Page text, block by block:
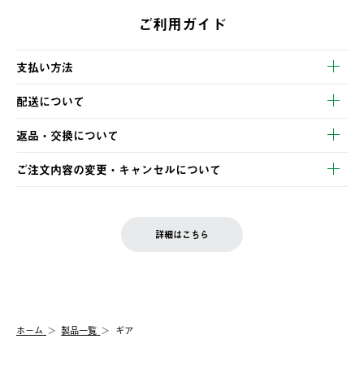
ご利用ガイド
支払い方法
以下のいずれかの方法でお支払いいただけます。
・クレジットカード決済
・コンビニ決済
・Pay-easy決済
配送について
【発送スケジュール】
ご注文・ご入金完了より2営業日以内に商品を発送いたします。
土日祝の発送はございませんので、木曜日以降のご注文は週明け
の発送となる場合がございます。
【配送業者】
佐川急便にて配送されます。
返品・交換について
※お客様都合の場合
お客様都合の返品にかかる送料は、お客様ご負担とさせていただ
一度お手元の商品を返品いただき、ご希望商品を再注文してくだ
ご注文内容の変更・キャンセルについて
LOGOS FAMILY会員の方は、会員マイページ内 購入履歴画面に
詳細はこちら
ホーム 製品一覧 ギア